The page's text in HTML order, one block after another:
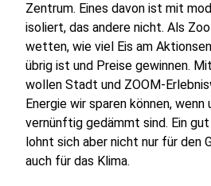
Zentrum. Eines davon ist mit
isoliert, das andere nicht. Als
wetten, wie viel Eis am
übrig ist und Preise gewinnen.
wollen Stadt und ZOOM-
Energie wir sparen können, wenn
vernünftig gedämmt sind. Ein
lohnt sich aber nicht nur für den
auch für das Klima.